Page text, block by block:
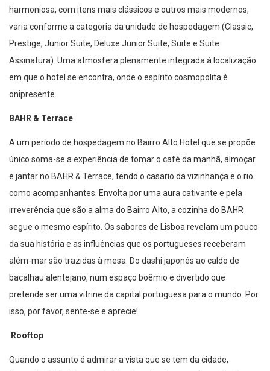
harmoniosa, com itens mais clássicos e outros mais modernos,
varia conforme a categoria da unidade de hospedagem (Classic,
Prestige, Junior Suite, Deluxe Junior Suite, Suite e Suite
Assinatura). Uma atmosfera plenamente integrada à localização
em que o hotel se encontra, onde o espírito cosmopolita é
onipresente.
BAHR & Terrace
A um período de hospedagem no Bairro Alto Hotel que se propõe
único soma-se a experiência de tomar o café da manhã, almoçar
e jantar no BAHR & Terrace, tendo o casario da vizinhança e o rio
como acompanhantes. Envolta por uma aura cativante e pela
irreverência que são a alma do Bairro Alto, a cozinha do BAHR
segue o mesmo espírito. Os sabores de Lisboa revelam um pouco
da sua história e as influências que os portugueses receberam
além-mar são trazidas à mesa. Do dashi japonês ao caldo de
bacalhau alentejano, num espaço boêmio e divertido que
pretende ser uma vitrine da capital portuguesa para o mundo. Por
isso, por favor, sente-se e aprecie!
Rooftop
Quando o assunto é admirar a vista que se tem da cidade,